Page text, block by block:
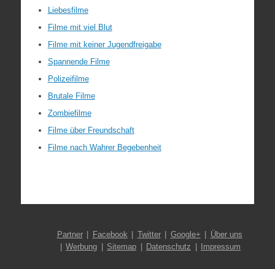
Liebesfilme
Filme mit viel Blut
Filme mit keiner Jugendfreigabe
Spannende Filme
Polizeifilme
Brutale Filme
Zombiefilme
Filme über Freundschaft
Filme nach Wahrer Begebenheit
Partner Facebook Twitter Google+
Über uns
Werbung
Sitemap Datenschutz Impressum